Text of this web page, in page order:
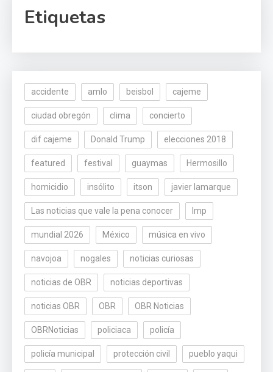
Etiquetas
accidente amlo beisbol cajeme
ciudad obregón clima concierto
dif cajeme Donald Trump elecciones 2018
featured festival guaymas Hermosillo
homicidio insólito itson javier lamarque
Las noticias que vale la pena conocer lmp
mundial 2026 México música en vivo
navojoa nogales noticias curiosas
noticias de OBR noticias deportivas
noticias OBR OBR OBR Noticias
OBRNoticias policiaca policía
policía municipal protección civil pueblo yaqui